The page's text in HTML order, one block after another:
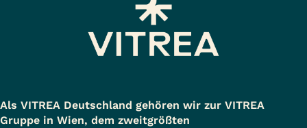
Als VITREA Deutschland gehören wir zur VITREA
Gruppe in Wien, dem zweitgrößten